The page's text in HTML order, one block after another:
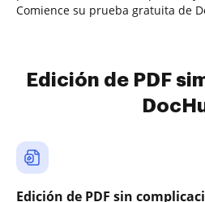
Comience su prueba gratuita de
Edición de PDF
Edición de PDF sin